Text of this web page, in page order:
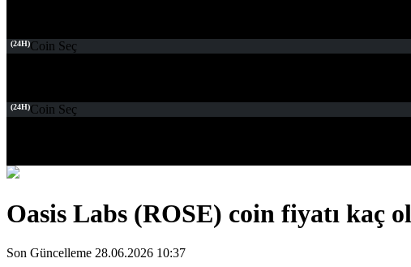
(24H)Coin Seç
(24H)Coin Seç
Oasis Labs (ROSE) coin fiyatı kaç
Son Güncelleme 28.06.2026 10:37